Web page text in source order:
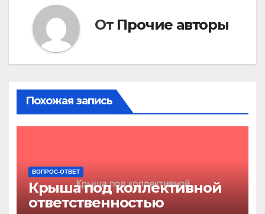
От Прочие авторы
Похожая запись
ВОПРОС-ОТВЕТ
Крыша под коллективной
ответственностью